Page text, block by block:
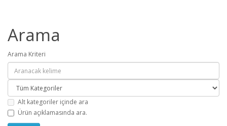
Arama
Arama Kriteri
Alt kategoriler içinde ara
Ürün açıklamasında ara.